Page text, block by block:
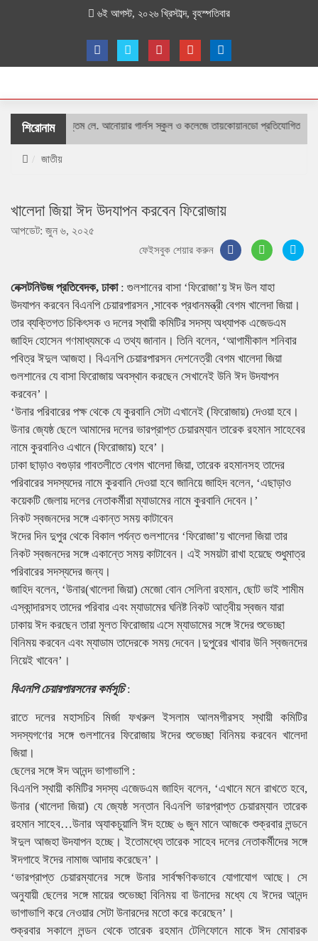
৬ই আগস্ট, ২০২৬ খ্রিস্টাব্দ, বৃহস্পতিবার
শিরোনাম
শহীদ বীর উত্তম লে. আনোয়ার গার্লস স্কুল ও কলেজে তায়কোয়ানডো প্রতিযোগিতা
জাতীয়
খালেদা জিয়া ঈদ উদযাপন করবেন ফিরোজায়
আপডেট: জুন ৬, ২০২৫
ফেইসবুক শেয়ার করুন
নেক্সটনিউজ প্রতিবেদক, ঢাকা: গুলশানের বাসা ‘ফিরোজা’য় ঈদ উল যাহা
উদযাপন করবেন বিএনপি চেয়ারপারসন ,সাবেক প্রধানমন্ত্রী বেগম খালেদা জিয়া।
তার ব্যক্তিগত চিকিৎসক ও দলের স্থায়ী কমিটির সদস্য অধ্যাপক এজেডএম
জাহিদ হোসেন গণমাধ্যমকে এ তথ্য জানান। তিনি বলেন, ‘আগামীকাল শনিবার
পবিত্র ঈদুল আজহা। বিএনপি চেয়ারপারসন দেশনেত্রী বেগম খালেদা জিয়া
গুলশানের যে বাসা ফিরোজায় অবস্থান করছেন সেখানেই উনি ঈদ উদযাপন
করবেন’।
‘উনার পরিবারের পক্ষ থেকে যে কুরবানি সেটা এখানেই (ফিরোজায়) দেওয়া হবে।
উনার জ্যেষ্ঠ ছেলে আমাদের দলের ভারপ্রাপ্ত চেয়ারম্যান তারেক রহমান সাহেবের
নামে কুরবানিও এখানে (ফিরোজায়) হবে’।
ঢাকা ছাড়াও বগুড়ার গাবতলীতে বেগম খালেদা জিয়া, তারেক রহমানসহ তাদের
পরিবারের সদস্যদের নামে কুরবানি দেওয়া হবে জানিয়ে জাহিদ বলেন, ‘এছাড়াও
কয়েকটি জেলায় দলের নেতাকর্মীরা ম্যাডামের নামে কুরবানি দেবেন।’
নিকট স্বজনদের সঙ্গে একান্ত সময় কাটাবেন
ঈদের দিন দুপুর থেকে বিকাল পর্যন্ত গুলশানের ‘ফিরোজা’য় খালেদা জিয়া তার
নিকট স্বজনদের সঙ্গে একান্তে সময় কাটাবেন। এই সময়টা রাখা হয়েছে শুধুমাত্র
পরিবারের সদস্যদের জন্য।
জাহিদ বলেন, ‘উনার(খালেদা জিয়া) মেজো বোন সেলিনা রহমান, ছোট ভাই শামীম
এস্কান্দারসহ তাদের পরিবার এবং ম্যাডামের ঘনিষ্ট নিকট আত্বীয় স্বজন যারা
ঢাকায় ঈদ করছেন তারা মূলত ফিরোজায় এসে ম্যাডামের সঙ্গে ঈদের শুভেচ্ছা
বিনিময় করবেন এবং ম্যাডাম তাদেরকে সময় দেবেন।দুপুরের খাবার উনি স্বজনদের
নিয়েই খাবেন’।
বিএনপি চেয়ারপারসনের কর্মসূচি:
রাতে দলের মহাসচিব মির্জা ফখরুল ইসলাম আলমগীরসহ স্থায়ী কমিটির
সদস্যগণের সঙ্গে গুলশানের ফিরোজায় ঈদের শুভেচ্ছা বিনিময় করবেন খালেদা
জিয়া।
ছেলের সঙ্গে ঈদ আনন্দ ভাগাভাগি :
বিএনপি স্থায়ী কমিটির সদস্য এজেডএম জাহিদ বলেন, ‘এখানে মনে রাখতে হবে,
উনার (খালেদা জিয়া) যে জ্যেষ্ঠ সন্তান বিএনপি ভারপ্রাপ্ত চেয়ারম্যান তারেক
রহমান সাহেব…উনার অ্যাকচুয়ালি ঈদ হচ্ছে ৬ জুন মানে আজকে শুক্রবার লন্ডনে
ঈদুল আজহা উদযাপন হচ্ছে। ইতোমধ্যে তারেক সাহেব দলের নেতাকর্মীদের সঙ্গে
ঈদগাহে ঈদের নামাজ আদায় করেছেন’।
‘ভারপ্রাপ্ত চেয়ারম্যানের সঙ্গে উনার সার্বক্ষণিকভাবে যোগাযোগ আছে। সে
অনুযায়ী ছেলের সঙ্গে মায়ের শুভেচ্ছা বিনিময় বা উনাদের মধ্যে যে ঈদের আনন্দ
ভাগাভাগি করে নেওয়ার সেটা উনারদের মতো করে করেছেন’।
শুক্রবার সকালে লন্ডন থেকে তারেক রহমান টেলিফোনে মাকে ঈদ মোবারক